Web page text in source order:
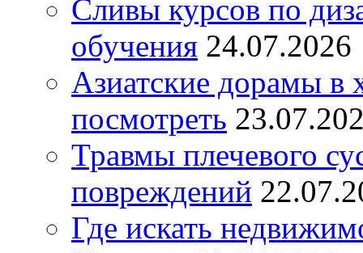
Сливы курсов по
обучения 24.07.2026
Азиатские дорамы в
посмотреть
Травмы плечевого
повреждений
Где искать